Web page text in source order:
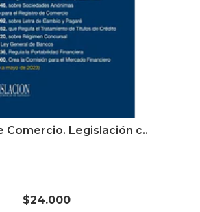
Comercio. Legislación c..
$24.000